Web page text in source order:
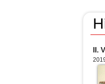
II.